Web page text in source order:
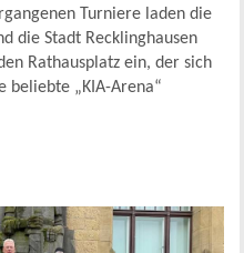
Turniere laden die
die Stadt Recklinghausen
Rathausplatz ein, der sich
beliebte „KIA-Arena“